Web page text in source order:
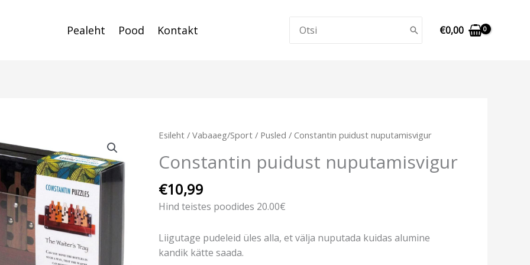
Pealeht Pood Kontakt
for:
€0,00
Esileht / Vabaaeg/Sport / Pusled / Constantin puidust nuputamisvigur
Constantin puidust nuputamisvigur
€10,99
Hind teistes poodides 20.00€
Liigutage pudeleid üles alla, et välja nuputada kuidas alumine
kandik kätte saada.
Constantin
nuputamisvigur